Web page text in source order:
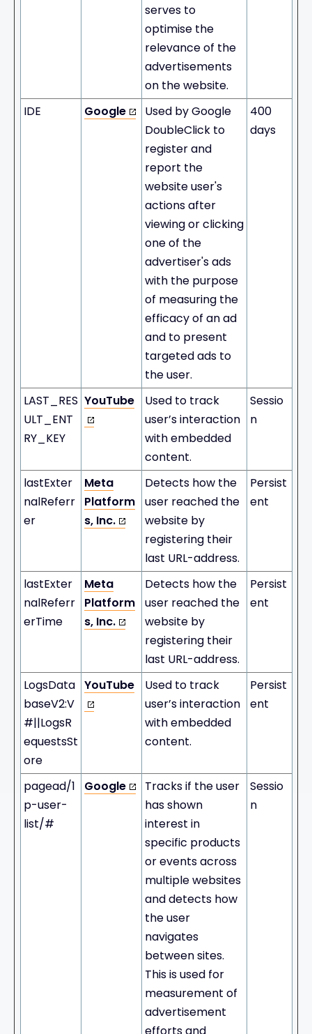
serves to
optimise the
relevance of the
advertisements
on the website.
IDE Google
Used by Google
DoubleClick to
register and
report the
website user's
actions after
viewing or clicking
one of the
advertiser's ads
with the purpose
of measuring the
efficacy of an ad
and to present
targeted ads to
the user.
400
days
LAST_RES
ULT_ENT
RY_KEY
YouTube
Used to track
user’s interaction
with embedded
content.
Sessio
n
lastExter
nalReferr
er
Meta
Platform
s, Inc.
Detects how the
user reached the
website by
registering their
last URL-address.
Persist
ent
lastExter
nalReferr
erTime
Meta
Platform
s, Inc.
Detects how the
user reached the
website by
registering their
last URL-address.
Persist
ent
LogsData
baseV2:V
#||LogsR
equestsSt
ore
YouTube
Used to track
user’s interaction
with embedded
content.
Persist
ent
pagead/1
p-user-
list/#
Google
Tracks if the user
has shown
interest in
specific products
or events across
multiple websites
and detects how
the user
navigates
between sites.
This is used for
measurement of
advertisement
Sessio
n